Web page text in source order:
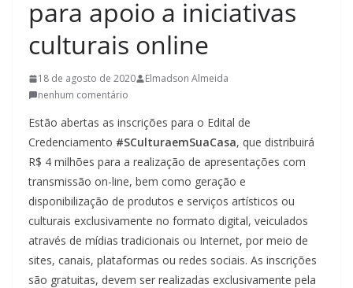
t
u
r
a
c
a
t
a
r
i
n
e
n
para apoio a iniciativas
culturais online
18 de agosto de 2020
Elmadson Almeida
nenhum comentário
Estão abertas as inscrições para o Edital de
Credenciamento #SCulturaemSuaCasa, que distribuirá
R$ 4 milhões para a realização de apresentações com
transmissão on-line, bem como geração e
disponibilização de produtos e serviços artísticos ou
culturais exclusivamente no formato digital, veiculados
através de mídias tradicionais ou Internet, por meio de
sites, canais, plataformas ou redes sociais. As inscrições
são gratuitas, devem ser realizadas exclusivamente pela